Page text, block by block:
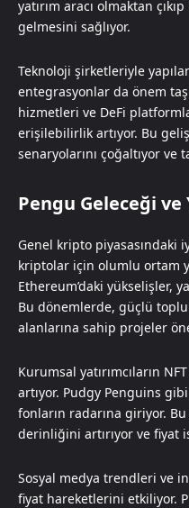
yatırım aracı olmaktan
gelmesini sağlıyor.
Teknoloji şirketleriyle
entegrasyonlar da önem
hizmetleri ve DeFi
erişilebilirlik artıyor. Bu
senaryolarını çoğaltıyor ve
Pengu Geleceği ve
Genel kripto piyasasındaki
kriptolar için olumlu ortam
Ethereum’daki yükselişler,
Bu dönemlerde, güçlü
alanlarına sahip projeler öne
Kurumsal yatırımcıların
artıyor. Pudgy Penguins
fonların radarına giriyor. Bu
derinliğini artırıyor ve fiyat
Sosyal medya trendleri ve
fiyat hareketlerini etkiliyor.